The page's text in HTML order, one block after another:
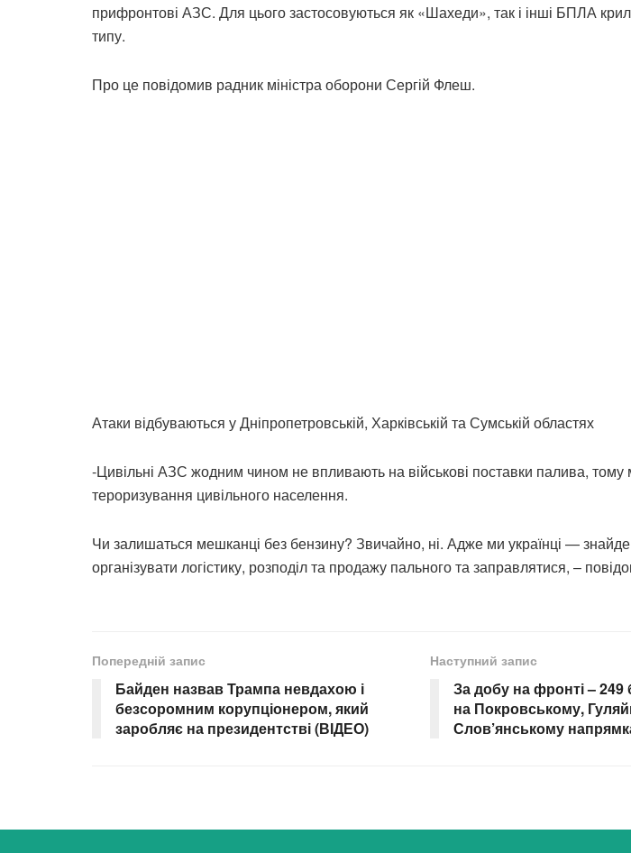
прифронтові АЗС. Для цього застосовуються як «Шахеди», так і інші БПЛА
типу.
Про це повідомив радник міністра оборони Сергій Флеш.
Атаки відбуваються у Дніпропетровській, Харківській та Сумській областях
-Цивільні АЗС жодним чином не впливають на військові поставки палива, тому
тероризування цивільного населення.
Чи залишаться мешканці без бензину? Звичайно, ні. Адже ми українці —
організувати логістику, розподіл та продажу пального та заправлятися, –
Попередній запис
Байден назвав Трампа невдахою і
безсоромним корупціонером, який
заробляє на президентстві (ВІДЕО)
Наступний запис
За добу на фронті – 249
на Покровському,
Слов’янському